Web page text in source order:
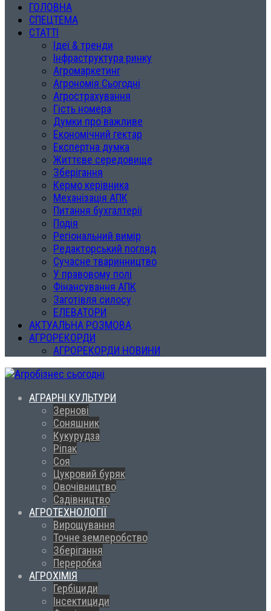
ГОЛОВНА
СПЕЦТЕМА
СТАТТІ
Ідеї & тренди
Інфраструктура ринку
Агромаркетинг
Агрономія Сьогодні
Агрострахування
Гість номера
Думки про важливе
Економічний гектар
Експертна думка
Життєве середовище
Зберігання
Кермо керівника
Механізація АПК
Питання бухгалтерії
Подія
Регіональний вимір
Редакторський погляд
Сучасне тваринництво
У правовому полі
Фінансування АПК
Заготівля силосу
ЕЛЕВАТОРИ
АКТУАЛЬНА РОЗМОВА
АГРОРЕКОРДИ
АГРОРЕКОРДИ НОВИНИ
АГРАРНІ КУЛЬТУРИ
Зернові
Соняшник
Кукурудза
Ріпак
Соя
Цукровий буряк
Овочівництво
Садівництво
АГРОТЕХНОЛОГІЇ
Вирощування
Точне землеробство
Зберігання
Переробка
АГРОХІМІЯ
Гербіциди
Інсектициди